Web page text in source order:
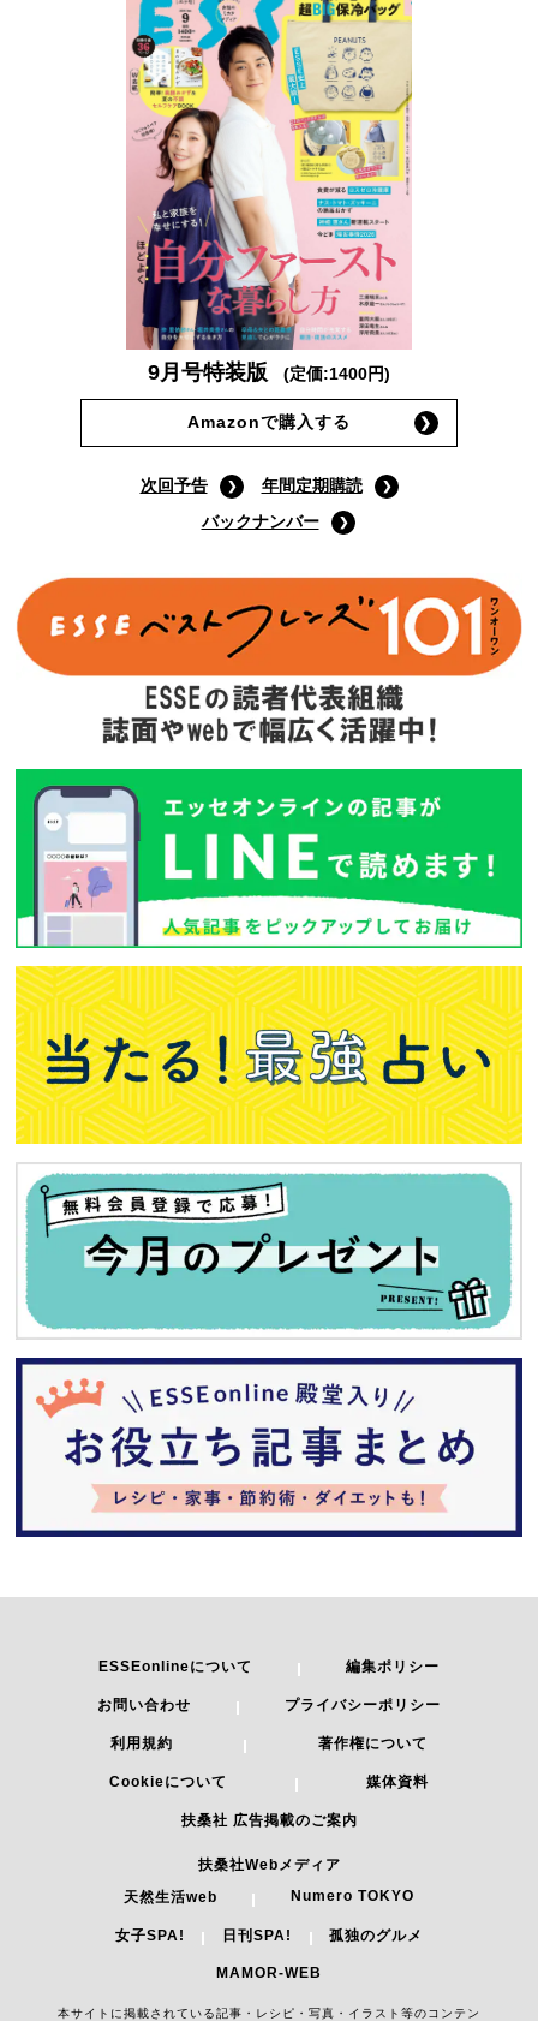
9月号特装版 (定価:1400円)
Amazonで購入する
次回予告
年間定期購読
バックナンバー
ESSEonlineについて 編集ポリシー
お問い合わせ プライバシーポリシー
利用規約 著作権について
Cookieについて 媒体資料
扶桑社 広告掲載のご案内
扶桑社Webメディア
天然生活web
Numero TOKYO
女子SPA! 日刊SPA! 孤独のグルメ
MAMOR-WEB
本サイトに掲載されている記事・レシピ・写真・イラスト等のコンテン